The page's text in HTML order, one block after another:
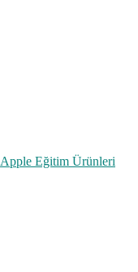
Apple Eğitim Ürünleri